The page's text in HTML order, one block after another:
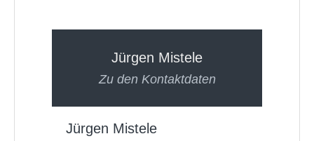
Jürgen Mistele
Zu den Kontaktdaten
Jürgen Mistele